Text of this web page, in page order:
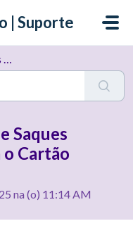
| Suporte
Saques
Cartão
na (o) 11:14 AM